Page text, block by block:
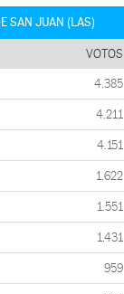
SAN JUAN (LAS)
VOTOS
4.385
4.211
4.151
1.622
1.551
1.431
959